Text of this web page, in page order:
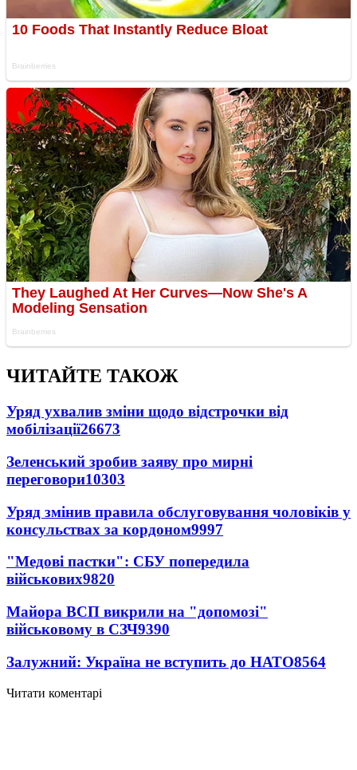
ЧИТАЙТЕ ТАКОЖ
Уряд ухвалив зміни щодо відстрочки від
мобілізації26673
Зеленський зробив заяву про мирні
переговори10303
Уряд змінив правила обслуговування чоловіків у
консульствах за кордоном9997
"Медові пастки": СБУ попередила
військових9820
Майора ВСП викрили на "допомозі"
військовому в СЗЧ9390
Залужний: Україна не вступить до НАТО8564
Читати коментарі